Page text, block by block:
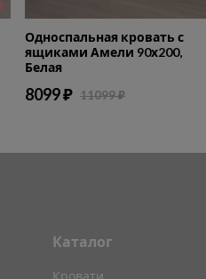
Односпальная кровать с
ящиками Амели 90х200,
Белая
8099 ₽ 11099 ₽
Каталог